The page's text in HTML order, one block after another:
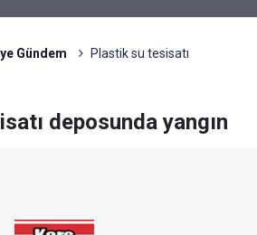
Gündem
Plastik su tesisatı
deposunda yangın